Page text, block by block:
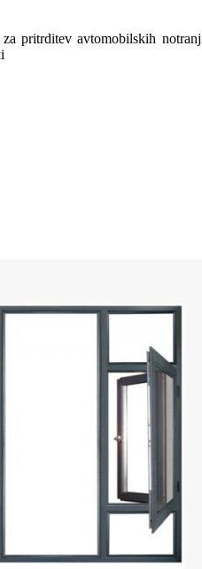
pritrditev avtomobilskih